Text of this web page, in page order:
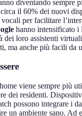
diventando sempre
il 60% dei nuovi
per facilitare
hanno intensificato i
dei loro assistenti
ma anche più facili da
viene sempre più
dei residenti.
possono integrare i
un ambiente sano. Ad